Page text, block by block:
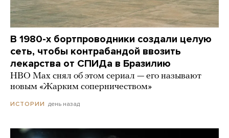
В 1980-х бортпроводники создали целую
сеть, чтобы контрабандой ввозить
лекарства от СПИДа в Бразилию
HBO Max снял об этом сериал — его называют
новым «Жарким соперничеством»
ИСТОРИИ день назад